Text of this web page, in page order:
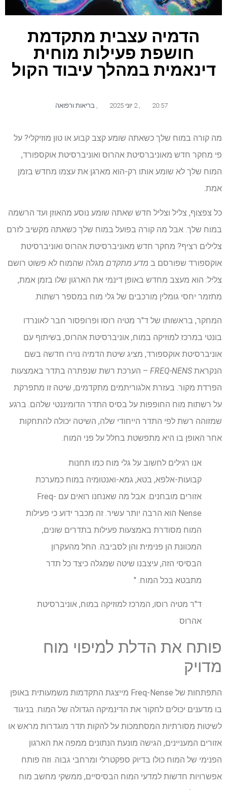
הדמיה עצבית מתקדמת
חושפת פעילות מוחית
דינאמית במהלך עיבוד הקול
20:57 בריאות ורפואה
מה קורה במוח שלך כשאתה שומע קצב קבוע או טון מוזיקלי? על
פי מחקר חדש מאוניברסיטת אהרוס ואוניברסיטת אוקספורד,
המוח שלך לא שומע אותו רק-הוא מארגן את עצמו מחדש בזמן
אמת.
כל צפצוף, צליל וצליל חדש שאתה שומע נוסע מהאוזן ועד הרשמה
במוח שלך. אבל מה קורה בפועל במוח שלך כשאתה מקשיב לזרם
צלילים רציף? מחקר חדש מאוניברסיטת אהרוס ואוניברסיטת
אוקספורד שפורסם ב מדע מתקדם מגלה שהמוח לא פשוט רושם
צליל: הוא מעצב מחדש באופן דינמי את הארגון שלו בזמן אמת,
מתזמר יחסי גומלין מורכבים של גלי מוח במספר רשתות.
המחקר, בראשותו של ד"ר מטיה רוסו ופרופסור חבר לאונרדו
בונטי במרכז למוזיקה במוח, אוניברסיטת אהרוס, בשיתוף עם
אוניברסיטת אוקספורד, מציג שיטת הדמיה נוירו חדשה בשם
הנקראת FREQ-NENS – הערכת רשת שנפתרה בתדר באמצעות
הפרדת מקור. בעזרת אלגוריתמים מתקדמים, שיטה זו מתפרקת
על רשתות מוח החופפות על בסיס התדר הדומיננטי שלהם. ברגע
שמזוהה רשת לפי התדר הייחודי שלה, השיטה יכולה להתחקות
אחר האופן בו היא מתפשטת בחלל על פני המוח.
אנו רגילים לחשוב על גלי מוח כמו תחנות
קבועות-אלפא, בטא, גמא-ואנטומיה במוח כמערכת
אזורים מובחנים. אבל מה שאנחנו רואים עם Freq-
Nense הוא הרבה יותר עשיר. זה מכבר ידוע כי פעילות
המוח מסודרת באמצעות פעילות בתדרים שונים,
המכוונת הן פנימית והן לסביבה. החל מהעקרון
הבסיסי הזה, עיצבנו שיטה שמגלה כיצד כל תדר
מתבטא בכל המוח. "
ד"ר מטיה רוסו, המרכז למוזיקה במוח, אוניברסיטת
אהרוס
פותח את הדלת למיפוי מוח
מדויק
התפתחות של Freq-Nense מייצגת התקדמות משמעותית באופן
בו מדענים יכולים לחקור את הדינמיקה הגדולה של המוח. בניגוד
לשיטות מסורתיות המסתמכות על להקות תדר מוגדרות מראש או
אזורים המעניינים, הגישה מונעת הנתונים ממפה את הארגון
הפנימי של המוח כולו בדיוק ספקטרלי ומרחבי גבוה. וזה פותח
אפשרויות חדשות למדעי המוח הבסיסיים, ממשקי מחשב מוח